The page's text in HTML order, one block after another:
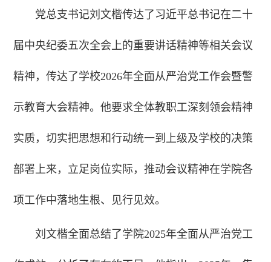
党总支书记刘文楷传达了习近平总书记在二十
届中央纪委五次全会上的重要讲话精神等相关会议
精神，传达了学校2026年全面从严治党工作会暨警
示教育大会精神。他要求全体教职工深刻领会精神
实质，切实把思想和行动统一到上级及学校的决策
部署上来，立足岗位实际，推动会议精神在学院各
项工作中落地生根、见行见效。
刘文楷全面总结了学院2025年全面从严治党工